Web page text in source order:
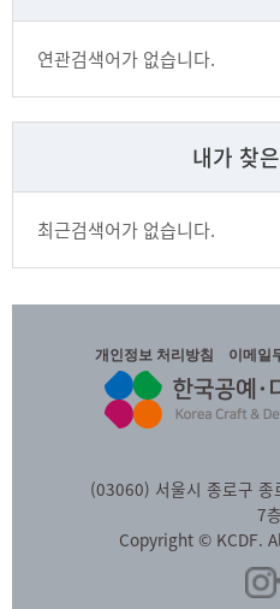
연관검색어가 없습니다.
내가 찾
최근검색어가 없습니다.
개인정보 처리방침 이메일
(03060) 서울시 종로구 종
7층
Copyright © KCDF.